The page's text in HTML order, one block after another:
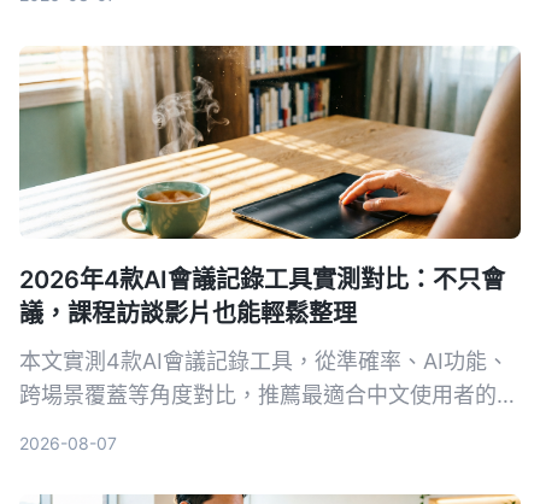
2026年4款AI會議記錄工具實測對比：不只會
議，課程訪談影片也能輕鬆整理
本文實測4款AI會議記錄工具，從準確率、AI功能、
跨場景覆蓋等角度對比，推薦最適合中文使用者的
2026-08-07